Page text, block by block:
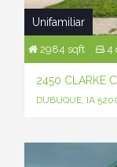
Unifamiliar
2984 sqft 4
2450 CLARKE
DUBUQUE, IA